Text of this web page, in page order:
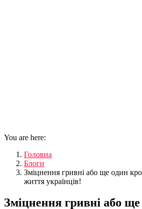
You are here:
Головна
Блоги
Зміцнення гривні або ще один
життя українців!
Зміцнення гривні або